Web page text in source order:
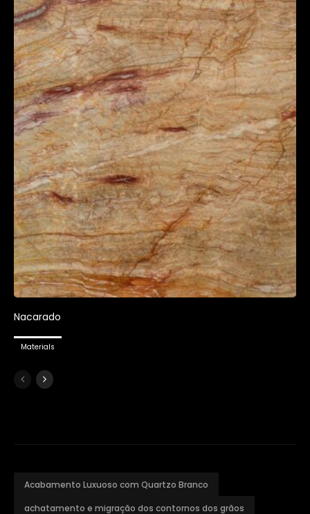
Nacarado
Materials
Acabamento Luxuoso com Quartzo Branco
achatamento e migração dos contornos dos grãos